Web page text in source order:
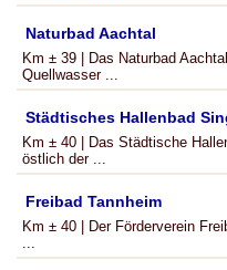
Naturbad Aachtal
Km ± 39 | Das Naturbad
Quellwasser ...
Städtisches Hallenbad
Km ± 40 | Das Städtische
östlich der ...
Freibad Tannheim
Km ± 40 | Der Förderverein
...